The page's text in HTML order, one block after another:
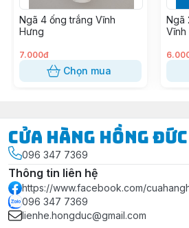
Ngã 4 ống trắng Vĩnh
Hưng
7.000đ
Chọn mua
Ngã
Vĩnh
Cửa Hàng Hồng Đức
096 347 7369
Thông tin liên hệ
https://www.facebook.com/
096 347 7369
lienhe.hongduc@gmail.com